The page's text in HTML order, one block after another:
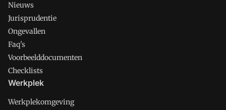
Nieuws
Jurisprudentie
Ongevallen
Faq's
Voorbeelddocumenten
Checklists
Werkplek
Werkplekomgeving